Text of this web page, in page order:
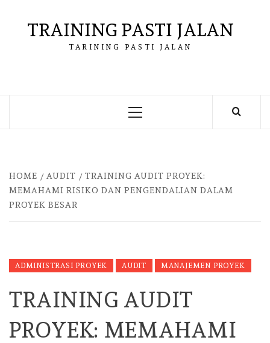
contentTRAINING PASTI JALAN
TARINING PASTI JALAN
Primary
HOME AUDIT
TRAINING AUDIT PROYEK:
MEMAHAMI RISIKO DAN PENGENDALIAN DALAM
PROYEK BESAR
ADMINISTRASI PROYEK AUDIT MANAJEMEN PROYEK
TRAINING AUDIT
PROYEK: MEMAHAMI